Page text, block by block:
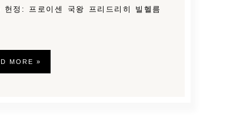
정: 프로이센 국왕 프리드리히 빌헬름
MORE »